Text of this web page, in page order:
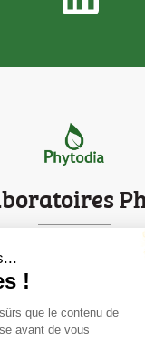
de
Mentions légales
Contact
!
que le contenu de
avant de vous